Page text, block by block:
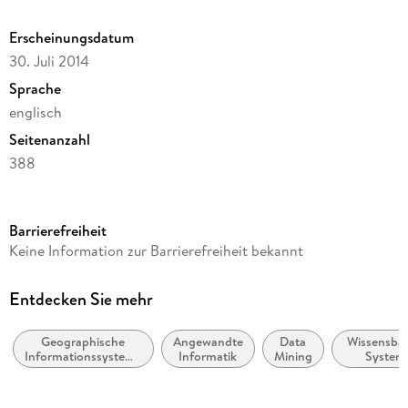
Erscheinungsdatum
30. Juli 2014
Sprache
englisch
Seitenanzahl
388
Herausgegeben von
Verlag/Hersteller
Abbildungen
XIX, 368 p. 165 illus., 123 illus. in color.
Barrierefreiheit
Keine Information zur Barrierefreiheit bekannt
Entdecken Sie mehr
Geographische
Informationssysteme
(GIS) und
Angewandte
Informatik
Data
Mining